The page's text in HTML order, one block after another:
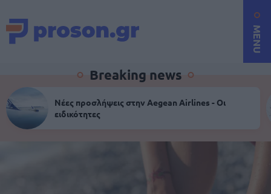
MENU
Breaking news
Νέες προσλήψεις στην Aegean Airlines - Οι
ειδικότητες